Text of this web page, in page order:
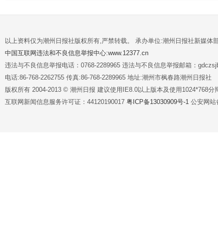
以上资料仅为潮州日报社版权所有,严禁转载。 承办单位:潮州日报社新媒体
中国互联网违法和不良信息举报中心:www.12377.cn
违法与不良信息举报电话：0768-2289965 违法与不良信息举报邮箱：
电话:86-768-2262755 传真:86-768-2289965 地址:潮州市枫春路潮州日报社
版权所有 2004-2013 © 潮州日报 建议使用IE8.0以上版本及使用1024*768分
互联网新闻信息服务许可证：44120190017 粤ICP备13030909号-1 公安网站